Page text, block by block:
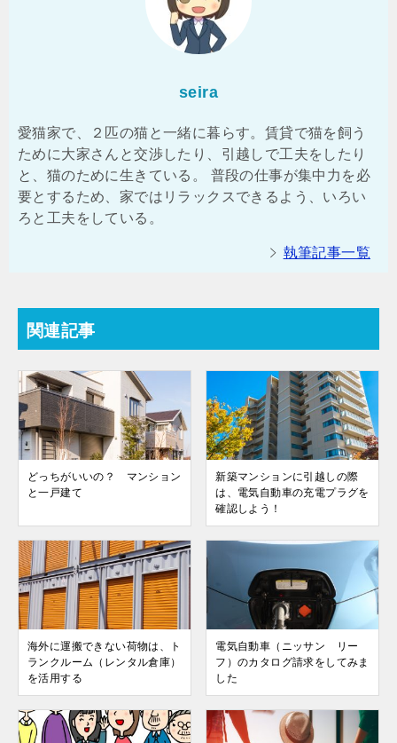
seira
愛猫家で、２匹の猫と一緒に暮らす。賃貸で猫を飼う
ために大家さんと交渉したり、引越しで工夫をしたり
と、猫のために生きている。 普段の仕事が集中力を必
要とするため、家ではリラックスできるよう、いろい
ろと工夫をしている。
執筆記事一覧
関連記事
どっちがいいの？ マンション
と一戸建て
新築マンションに引越しの際
は、電気自動車の充電プラグを
確認しよう！
海外に運搬できない荷物は、ト
ランクルーム（レンタル倉庫）
を活用する
電気自動車（ニッサン リー
フ）のカタログ請求をしてみま
した